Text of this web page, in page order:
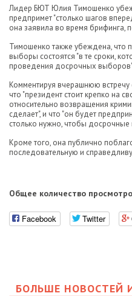
Лидер БЮТ Юлия Тимошенко
предпримет "столько шагов
она заявила во время брифинга,
Тимошенко также убеждена, что
выборы состоятся "в те сроки,
проведения досрочных
Комментируя вчерашнюю
что "президент стоит крепко на
относительно возвращения
сделает", и что "он будет
столько нужно, чтобы досрочные
Кроме того, она публично
последовательную и
Общее количество
Facebook Twitter
БОЛЬШЕ НОВОСТЕЙ